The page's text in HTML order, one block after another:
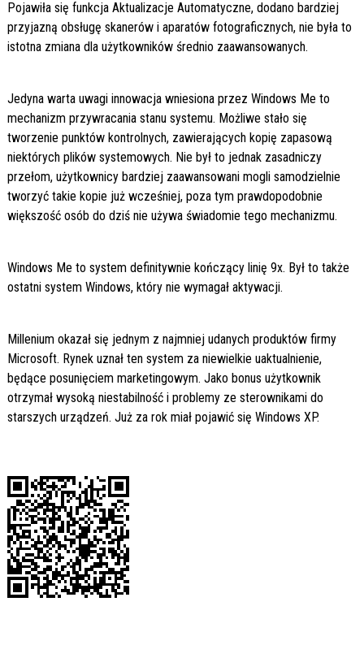
Pojawiła się funkcja Aktualizacje Automatyczne, dodano bardziej
przyjazną obsługę skanerów i aparatów fotograficznych, nie była to
istotna zmiana dla użytkowników średnio zaawansowanych.
Jedyna warta uwagi innowacja wniesiona przez Windows Me to
mechanizm przywracania stanu systemu. Możliwe stało się
tworzenie punktów kontrolnych, zawierających kopię zapasową
niektórych plików systemowych. Nie był to jednak zasadniczy
przełom, użytkownicy bardziej zaawansowani mogli samodzielnie
tworzyć takie kopie już wcześniej, poza tym prawdopodobnie
większość osób do dziś nie używa świadomie tego mechanizmu.
Windows Me to system definitywnie kończący linię 9x. Był to także
ostatni system Windows, który nie wymagał aktywacji.
Millenium okazał się jednym z najmniej udanych produktów firmy
Microsoft. Rynek uznał ten system za niewielkie uaktualnienie,
będące posunięciem marketingowym. Jako bonus użytkownik
otrzymał wysoką niestabilność i problemy ze sterownikami do
starszych urządzeń. Już za rok miał pojawić się Windows XP.